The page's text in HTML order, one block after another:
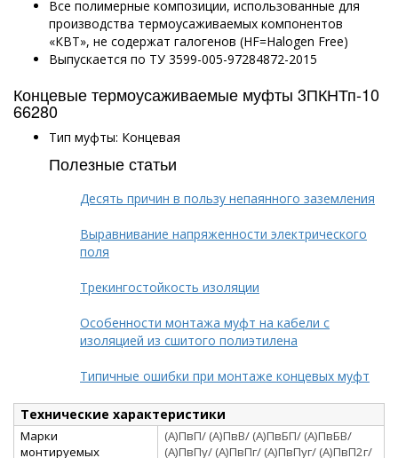
Все полимерные композиции, использованные для
производства термоусаживаемых компонентов
«КВТ», не содержат галогенов (HF=Halogen Free)
Выпускается по ТУ 3599-005-97284872-2015
Концевые термоусаживаемые муфты 3ПКНТп-10
66280
Тип муфты: Концевая
Полезные статьи
Десять причин в пользу непаянного заземления
Выравнивание напряженности электрического
поля
Трекингостойкость изоляции
Особенности монтажа муфт на кабели с
изоляцией из сшитого полиэтилена
Типичные ошибки при монтаже концевых муфт
Технические характеристики
Марки
монтируемых
(А)ПвП/ (А)ПвВ/ (А)ПвБП/ (А)ПвБВ/
(А)ПвПу/ (А)ПвПг/ (А)ПвПуг/ (А)ПвП2г/